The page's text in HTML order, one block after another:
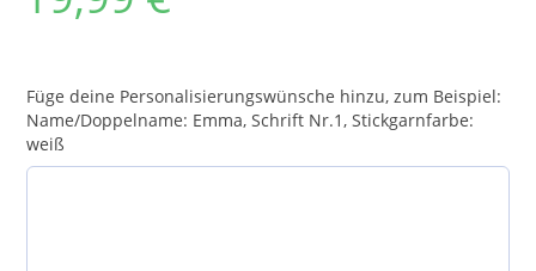
Füge deine Personalisierungswünsche hinzu, zum Beispiel:
Name/Doppelname: Emma, Schrift Nr.1, Stickgarnfarbe:
weiß